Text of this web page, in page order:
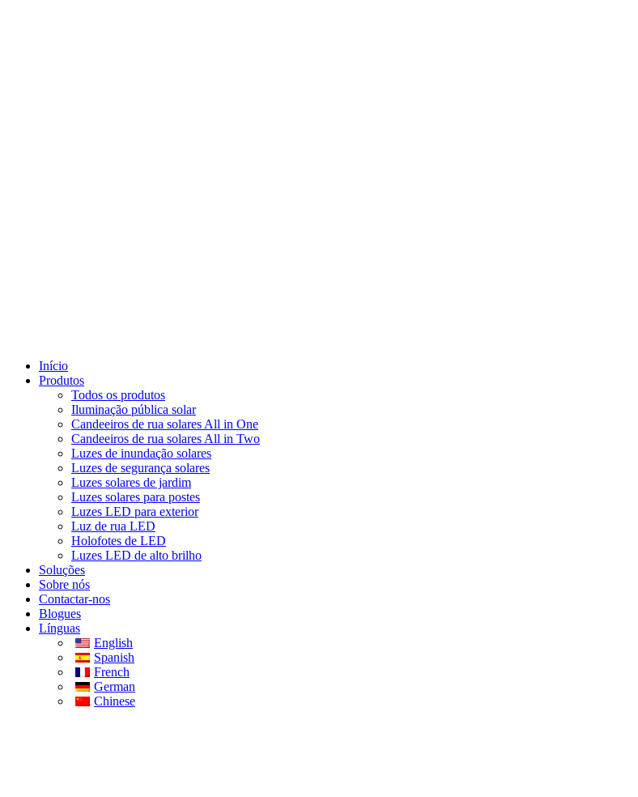
Início
Produtos
Todos os produtos
Iluminação pública solar
Candeeiros de rua solares All in One
Candeeiros de rua solares All in Two
Luzes de inundação solares
Luzes de segurança solares
Luzes solares de jardim
Luzes solares para postes
Luzes LED para exterior
Luz de rua LED
Holofotes de LED
Luzes LED de alto brilho
Soluções
Sobre nós
Contactar-nos
Blogues
Línguas
English
Spanish
French
German
Chinese